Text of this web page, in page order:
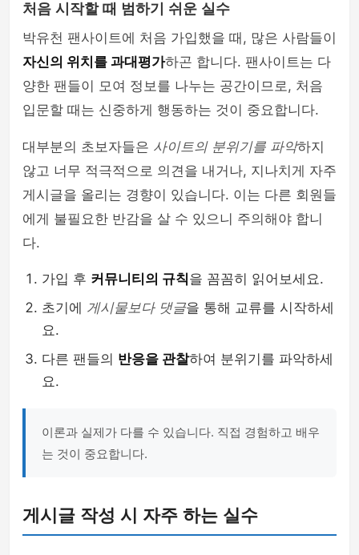
처음 시작할 때 범하기 쉬운 실수
박유천 팬사이트에 처음 가입했을 때, 많은 사람들이
자신의 위치를 과대평가하곤 합니다. 팬사이트는 다
양한 팬들이 모여 정보를 나누는 공간이므로, 처음
입문할 때는 신중하게 행동하는 것이 중요합니다.
대부분의 초보자들은 사이트의 분위기를 파악하지
않고 너무 적극적으로 의견을 내거나, 지나치게 자주
게시글을 올리는 경향이 있습니다. 이는 다른 회원들
에게 불필요한 반감을 살 수 있으니 주의해야 합니
다.
가입 후 커뮤니티의 규칙을 꼼꼼히 읽어보세요.
초기에 게시물보다 댓글을 통해 교류를 시작하세
요.
다른 팬들의 반응을 관찰하여 분위기를 파악하세
요.
이론과 실제가 다를 수 있습니다. 직접 경험하고 배우
는 것이 중요합니다.
게시글 작성 시 자주 하는 실수